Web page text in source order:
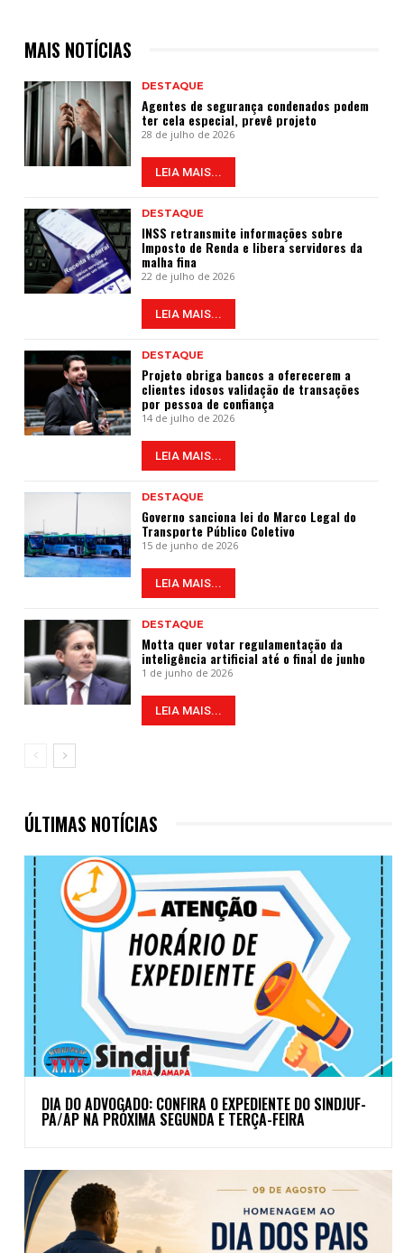
MAIS NOTÍCIAS
DESTAQUE
Agentes de segurança condenados podem
ter cela especial, prevê projeto
28 de julho de 2026
LEIA MAIS...
DESTAQUE
INSS retransmite informações sobre
Imposto de Renda e libera servidores da
malha fina
22 de julho de 2026
LEIA MAIS...
DESTAQUE
Projeto obriga bancos a oferecerem a
clientes idosos validação de transações
por pessoa de confiança
14 de julho de 2026
LEIA MAIS...
DESTAQUE
Governo sanciona lei do Marco Legal do
Transporte Público Coletivo
15 de junho de 2026
LEIA MAIS...
DESTAQUE
Motta quer votar regulamentação da
inteligência artificial até o final de junho
1 de junho de 2026
LEIA MAIS...
ÚLTIMAS NOTÍCIAS
DIA DO ADVOGADO: CONFIRA O EXPEDIENTE DO SINDJUF-
PA/AP NA PRÓXIMA SEGUNDA E TERÇA-FEIRA